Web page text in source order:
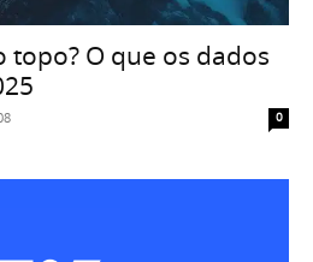
topo? O que os dados
0